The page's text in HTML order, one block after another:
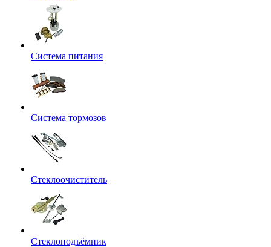
Система питания
Система тормозов
Стеклоочиститель
Стеклоподъёмник